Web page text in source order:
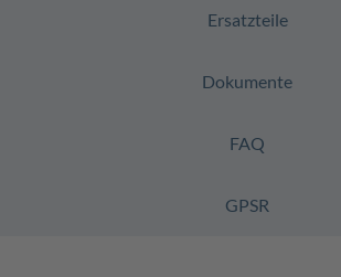
Ersatzteile
Dokumente
FAQ
GPSR